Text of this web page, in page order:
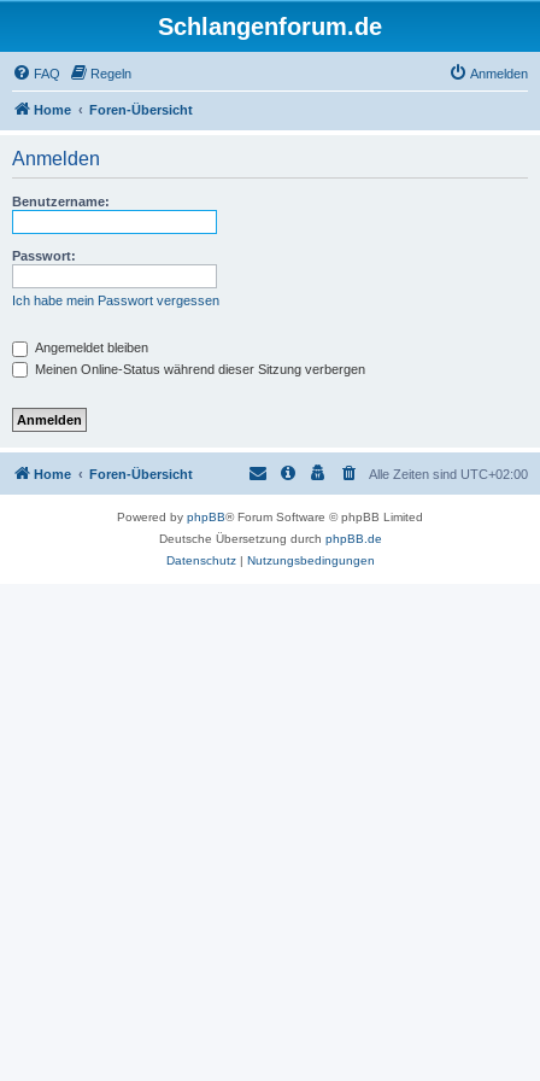
Schlangenforum.de
FAQ Regeln Anmelden
Home Foren-Übersicht
Anmelden
Benutzername:
Passwort:
Ich habe mein Passwort vergessen
Angemeldet bleiben
Meinen Online-Status während dieser Sitzung verbergen
Home Foren-Übersicht Alle Zeiten sind UTC+02:00
Powered by phpBB® Forum Software © phpBB Limited
Deutsche Übersetzung durch phpBB.de
Datenschutz| Nutzungsbedingungen